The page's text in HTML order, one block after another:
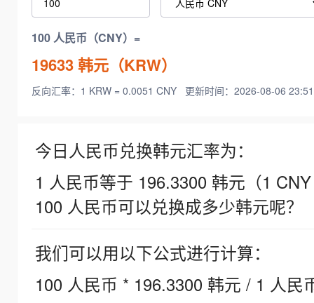
100 人民币（CNY）=
19633韩元（KRW）
反向汇率：1 KRW = 0.0051 CNY 更新时间：2026-08-06
今日人民币兑换韩元汇率为：
1 人民币等于 196.3300 韩元（1
100 人民币可以兑换成多少韩元呢？
我们可以用以下公式进行计算：
100 人民币 * 196.3300 韩元 / 1 人民